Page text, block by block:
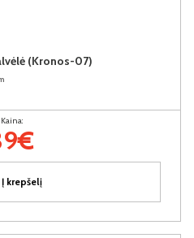
(Kronos-07)
Kaina:
Į krepšelį